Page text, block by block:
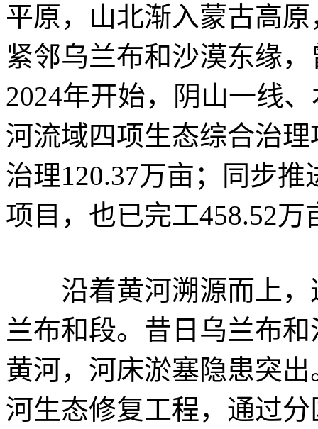
平原，山北渐入蒙古高
紧邻乌兰布和沙漠东缘
2024年开始，阴山一线
河流域四项生态综合治
治理120.37万亩；同步
项目，也已完工458.52万
沿着黄河溯源而上，
兰布和段。昔日乌兰布
黄河，河床淤塞隐患突
河生态修复工程，通过